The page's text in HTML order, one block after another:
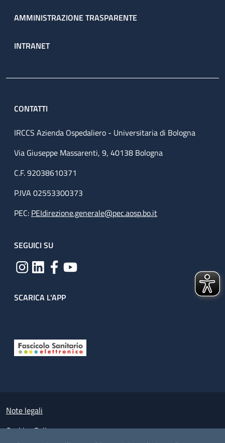
AMMINISTRAZIONE TRASPARENTE
INTRANET
CONTATTI
IRCCS Azienda Ospedaliero - Universitaria di Bologna
Via Giuseppe Massarenti, 9, 40138 Bologna
C.F. 92038610371
P.IVA 02553300373
PEC: PEIdirezione.generale@pec.aosp.bo.it
SEGUICI SU
SCARICA L'APP
Small prints
Note legali
Cookies Policy